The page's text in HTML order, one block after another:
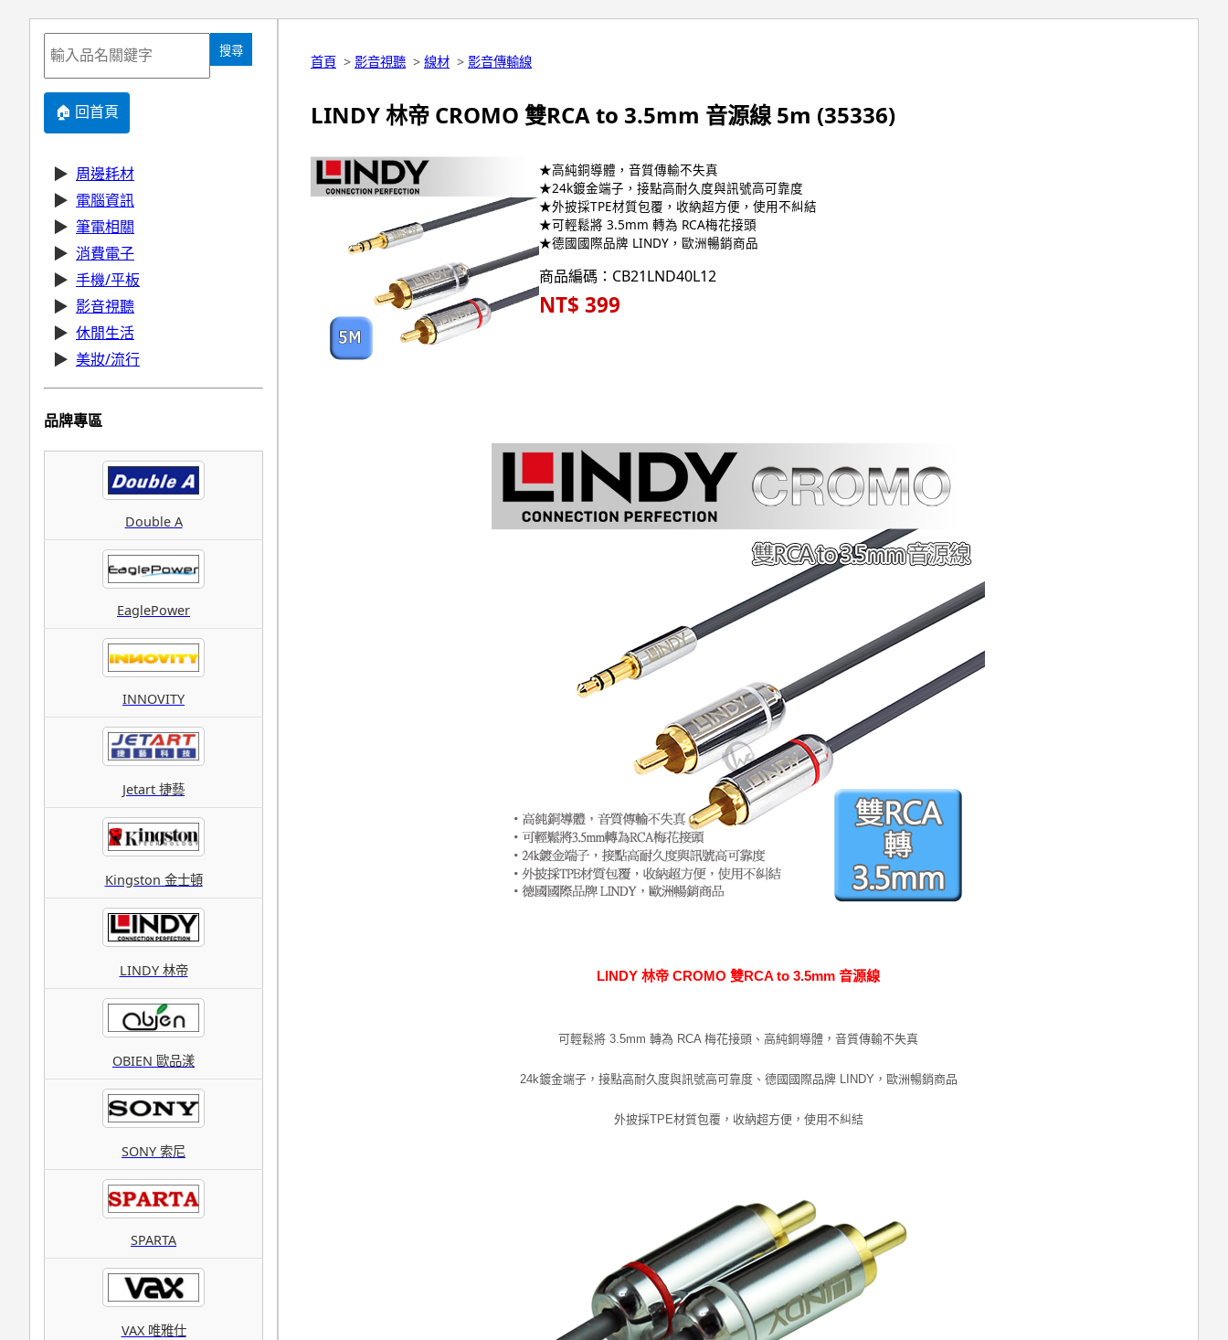
搜尋
🏠 回首頁
▶ 周邊耗材
▶ 電腦資訊
▶ 筆電相關
▶ 消費電子
▶ 手機/平板
▶ 影音視聽
▶ 休閒生活
▶ 美妝/流行
品牌專區
Double A
EaglePower
INNOVITY
Jetart 捷藝
Kingston 金士頓
LINDY 林帝
OBIEN 歐品漾
SONY 索尼
SPARTA
VAX 唯雅仕
首頁 > 影音視聽 > 線材 > 影音傳輸線
LINDY 林帝 CROMO 雙RCA to 3.5mm 音源線 5m (35336)
★高純銅導體，音質傳輸不失真
★24k鍍金端子，接點高耐久度與訊號高可靠度
★外披採TPE材質包覆，收納超方便，使用不糾結
★可輕鬆將 3.5mm 轉為 RCA梅花接頭
★德國國際品牌 LINDY，歐洲暢銷商品
商品編碼：CB21LND40L12
NT$ 399
LINDY 林帝 CROMO 雙RCA to 3.5mm 音源線
可輕鬆將 3.5mm 轉為 RCA 梅花接頭、高純銅導體，音質傳輸不失真
24k鍍金端子，接點高耐久度與訊號高可靠度、德國國際品牌 LINDY，歐洲暢銷商品
外披採TPE材質包覆，收納超方便，使用不糾結